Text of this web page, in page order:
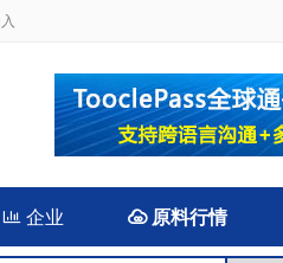
 企业 原料行情